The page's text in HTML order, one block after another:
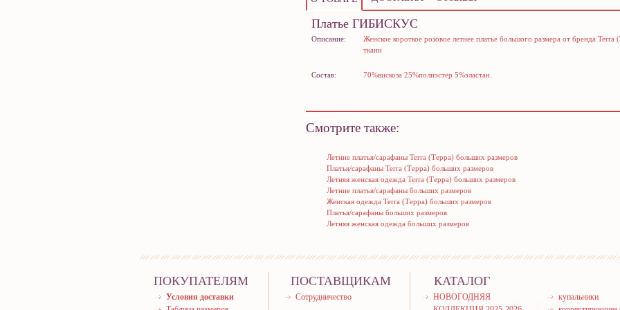
Платье ГИБИСКУС
Описание:
Женское короткое розовое летнее платье большого размера от бренда
ткани
Состав: 70%вискоза 25%полиэстер 5%эластан.
Смотрите также:
Летние платья/сарафаны Terra (Терра) больших размеров
Платья/сарафаны Terra (Терра) больших размеров
Летняя женская одежда Terra (Терра) больших размеров
Летние платья/сарафаны больших размеров
Женская одежда Terra (Терра) больших размеров
Платья/сарафаны больших размеров
Летняя женская одежда больших размеров
ПОКУПАТЕЛЯМ
Условия доставки
ПОСТАВЩИКАМ
Сотрудничество
КАТАЛОГ
НОВОГОДНЯЯ
купальники